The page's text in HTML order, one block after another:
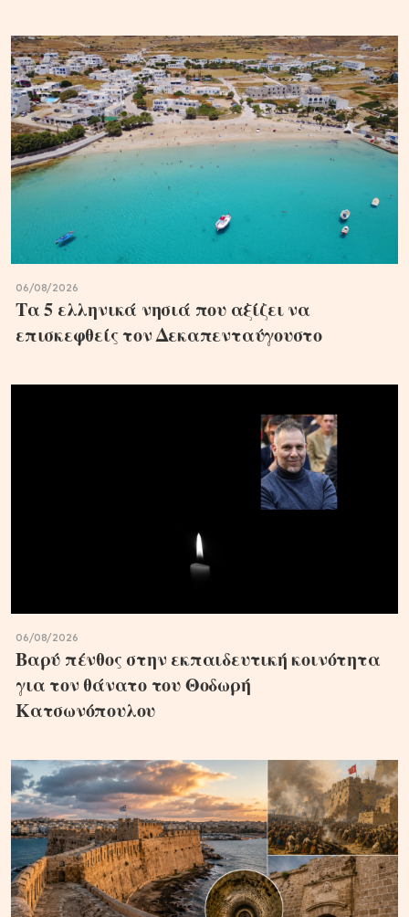
06/08/2026
Τα 5 ελληνικά νησιά που αξίζει να
επισκεφθείς τον Δεκαπενταύγουστο
06/08/2026
Βαρύ πένθος στην εκπαιδευτική κοινότητα
για τον θάνατο του Θοδωρή
Κατσωνόπουλου